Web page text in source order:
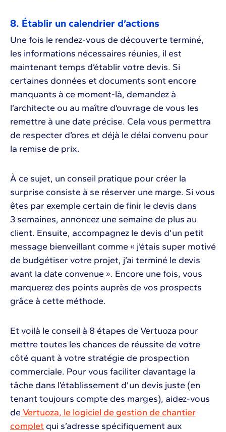
8. Établir un calendrier d’actions
Une fois le rendez-vous de découverte terminé,
les informations nécessaires réunies, il est
maintenant temps d’établir votre devis. Si
certaines données et documents sont encore
manquants à ce moment-là, demandez à
l’architecte ou au maître d’ouvrage de vous les
remettre à une date précise. Cela vous permettra
de respecter d’ores et déjà le délai convenu pour
la remise de prix.
À ce sujet, un conseil pratique pour créer la
surprise consiste à se réserver une marge. Si vous
êtes par exemple certain de finir le devis dans
3 semaines, annoncez une semaine de plus au
client. Ensuite, accompagnez le devis d’un petit
message bienveillant comme « j’étais super motivé
de budgétiser votre projet, j’ai terminé le devis
avant la date convenue ». Encore une fois, vous
marquerez des points auprès de vos prospects
grâce à cette méthode.
Et voilà le conseil à 8 étapes de Vertuoza pour
mettre toutes les chances de réussite de votre
côté quant à votre stratégie de prospection
commerciale. Pour vous faciliter davantage la
tâche dans l’établissement d’un devis juste (en
tenant toujours compte des marges), aidez-vous
de Vertuoza, le logiciel de gestion de chantier
complet qui s’adresse spécifiquement aux